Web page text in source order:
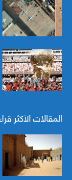
المقالات الأكثر